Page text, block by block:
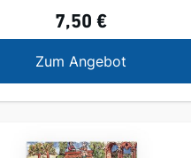
7,50 €
Zum Angebot